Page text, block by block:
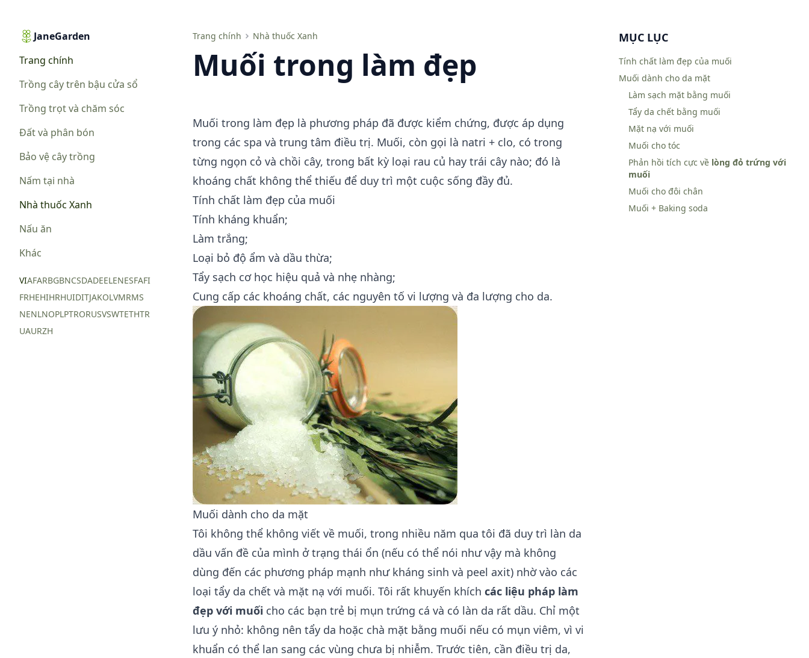
JaneGarden
Trang chính
Trồng cây trên bậu cửa sổ
Trồng trọt và chăm sóc
Đất và phân bón
Bảo vệ cây trồng
Nấm tại nhà
Nhà thuốc Xanh
Nấu ăn
Khác
VIAFARBGBNCSDADEELENESFAFI
FRHEHIHRHUIDITJAKOLVMRMS
NENLNOPLPTRORUSVSWTETHTR
UAURZH
Trang chính Nhà thuốc Xanh
Muối trong làm đẹp
Muối trong làm đẹp
Muối trong làm đẹp là phương pháp đã được kiểm chứng, được áp dụng
trong các spa và trung tâm điều trị. Muối, còn gọi là natri + clo, có trong
từng ngọn cỏ và chồi cây, trong bất kỳ loại rau củ hay trái cây nào; đó là
khoáng chất không thể thiếu để duy trì một cuộc sống đầy đủ.
Tính chất làm đẹp của muối
Tính kháng khuẩn;
Làm trắng;
Loại bỏ độ ẩm và dầu thừa;
Tẩy sạch cơ học hiệu quả và nhẹ nhàng;
Cung cấp các khoáng chất, các nguyên tố vi lượng và đa lượng cho da.
Muối dành cho da mặt
Tôi không thể không viết về muối, trong nhiều năm qua tôi đã duy trì làn da
dầu vấn đề của mình ở trạng thái ổn (nếu có thể nói như vậy mà không
dùng đến các phương pháp mạnh như kháng sinh và peel axit) nhờ vào các
loại tẩy da chết và mặt nạ với muối. Tôi rất khuyến khích các liệu pháp làm
đẹp với muối cho các bạn trẻ bị mụn trứng cá và có làn da rất dầu. Chỉ một
lưu ý nhỏ: không nên tẩy da hoặc chà mặt bằng muối nếu có mụn viêm, vì vi
khuẩn có thể lan sang các vùng chưa bị nhiễm. Trước tiên, cần điều trị da,
MỤC LỤC
Tính chất làm đẹp của muối
Muối dành cho da mặt
Làm sạch mặt bằng muối
Tẩy da chết bằng muối
Mặt nạ với muối
Muối cho tóc
Phản hồi tích cực về lòng đỏ trứng với
muối
Muối cho đôi chân
Muối + Baking soda